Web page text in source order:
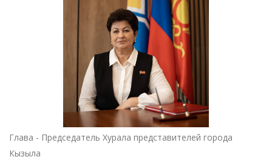
Глава - Председатель Хурала представителей города
Кызыла